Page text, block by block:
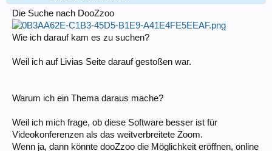
Die Suche nach DooZzoo
Wie ich darauf kam es zu suchen?
Weil ich auf Livias Seite darauf gestoßen war.
Warum ich ein Thema daraus mache?
Weil ich mich frage, ob diese Software besser ist für
Videokonferenzen als das weitverbreitete Zoom.
Wenn ja, dann könnte dooZzoo die Möglichkeit eröffnen, online